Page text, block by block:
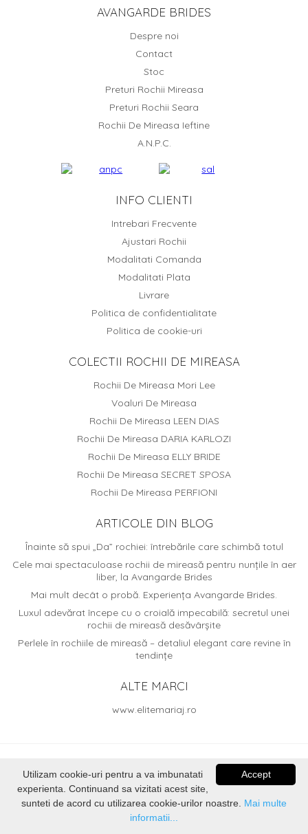
AVANGARDE BRIDES
Despre noi
Contact
Stoc
Preturi Rochii Mireasa
Preturi Rochii Seara
Rochii De Mireasa Ieftine
A.N.P.C.
INFO CLIENTI
Intrebari Frecvente
Ajustari Rochii
Modalitati Comanda
Modalitati Plata
Livrare
Politica de confidentialitate
Politica de cookie-uri
COLECTII ROCHII DE MIREASA
Rochii De Mireasa Mori Lee
Voaluri De Mireasa
Rochii De Mireasa LEEN DIAS
Rochii De Mireasa DARIA KARLOZI
Rochii De Mireasa ELLY BRIDE
Rochii De Mireasa SECRET SPOSA
Rochii De Mireasa PERFIONI
ARTICOLE DIN BLOG
Înainte să spui „Da” rochiei: întrebările care schimbă totul
Cele mai spectaculoase rochii de mireasă pentru nunțile în aer
liber, la Avangarde Brides
Mai mult decât o probă. Experiența Avangarde Brides.
Luxul adevărat începe cu o croială impecabilă: secretul unei
rochii de mireasă desăvârșite
Perlele în rochiile de mireasă – detaliul elegant care revine în
tendințe
ALTE MARCI
www.elitemariaj.ro
© 2026 Avangarde Brides. Dezvoltat de
Voitin.com Web
Services
Accept
Utilizam cookie-uri pentru a va imbunatati
experienta. Continuand sa vizitati acest site,
sunteti de acord cu utilizarea cookie-urilor noastre. Mai multe
informatii...